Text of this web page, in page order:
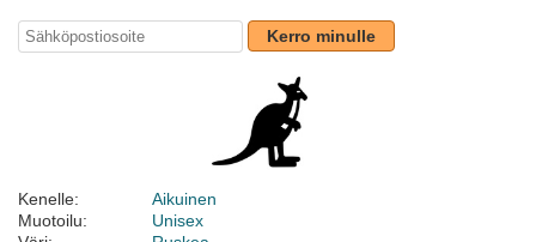
Kerro minulle
Kenelle:
Aikuinen
Muotoilu:
Unisex